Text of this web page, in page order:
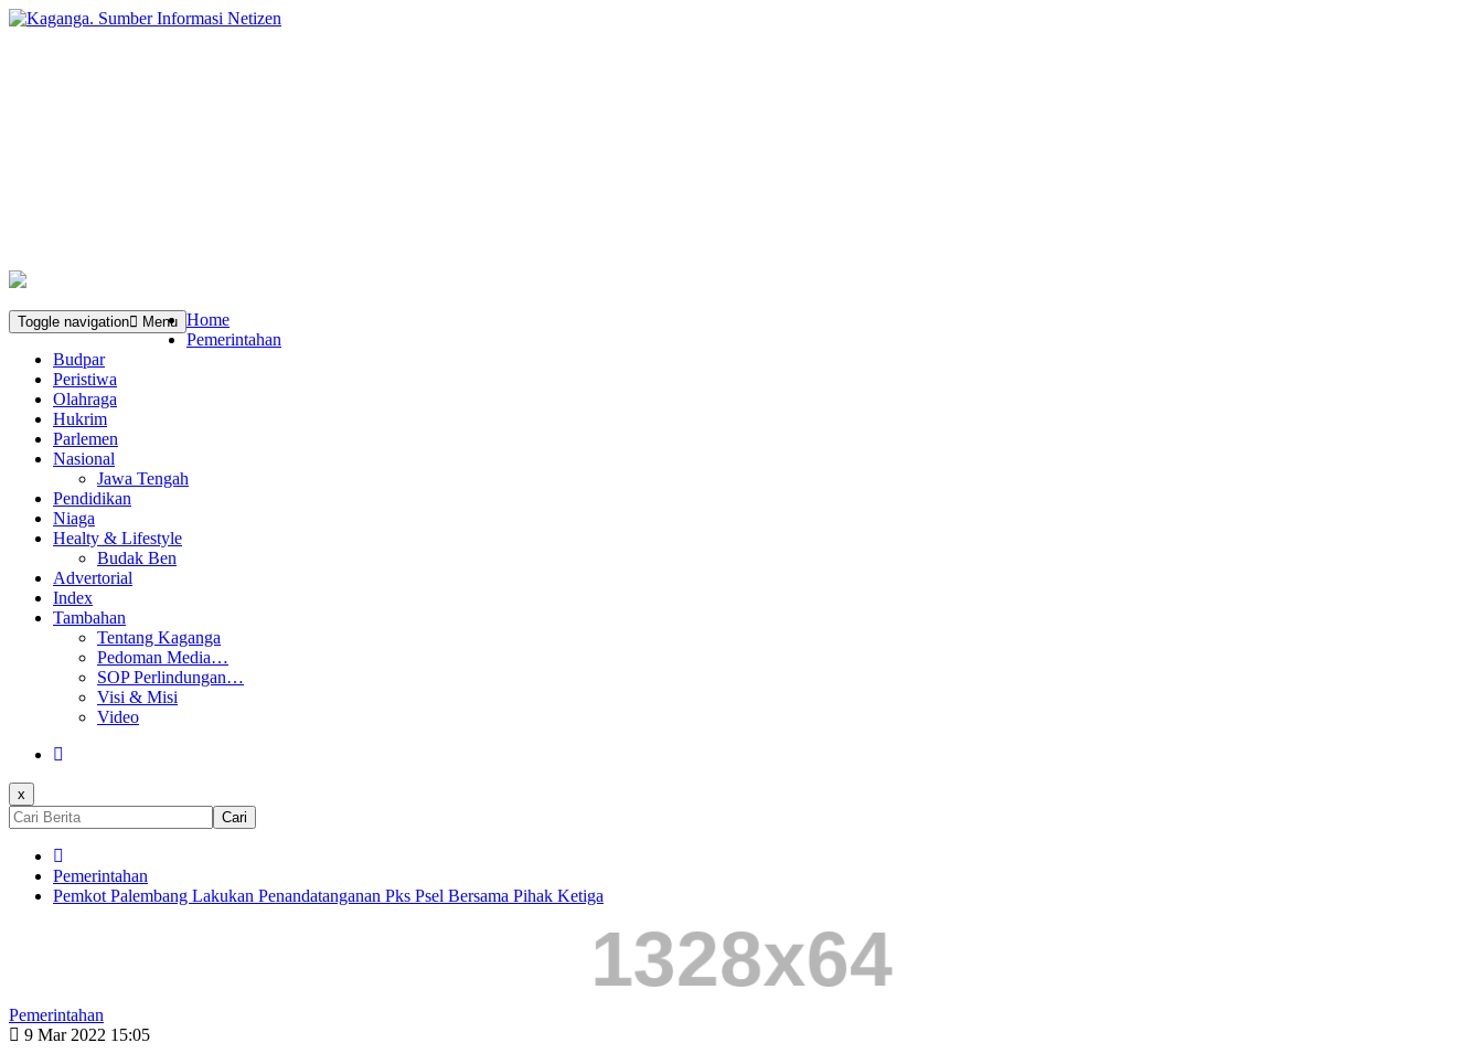
Toggle navigation Menu Home
Pemerintahan
Budpar
Peristiwa
Olahraga
Hukrim
Parlemen
Nasional
Jawa Tengah
Pendidikan
Niaga
Healty & Lifestyle
Budak Ben
Advertorial
Index
Tambahan
Tentang Kaganga
Pedoman Media…
SOP Perlindungan…
Visi & Misi
Video
x
Cari
Pemerintahan
Pemkot Palembang Lakukan Penandatanganan Pks Psel Bersama Pihak Ketiga
Pemerintahan
9 Mar 2022 15:05